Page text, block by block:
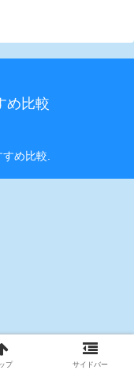
め比較
め比較.
プ サイドバー